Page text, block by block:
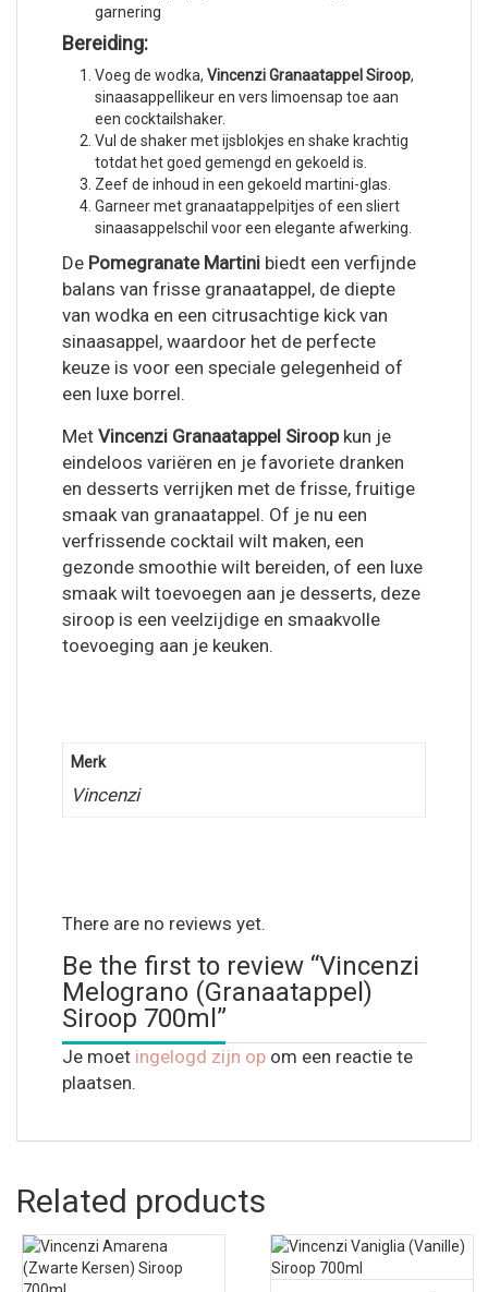
garnering
Bereiding:
Voeg de wodka, Vincenzi Granaatappel Siroop,
sinaasappellikeur en vers limoensap toe aan
een cocktailshaker.
Vul de shaker met ijsblokjes en shake krachtig
totdat het goed gemengd en gekoeld is.
Zeef de inhoud in een gekoeld martini-glas.
Garneer met granaatappelpitjes of een sliert
sinaasappelschil voor een elegante afwerking.
De Pomegranate Martini biedt een verfijnde
balans van frisse granaatappel, de diepte
van wodka en een citrusachtige kick van
sinaasappel, waardoor het de perfecte
keuze is voor een speciale gelegenheid of
een luxe borrel.
Met Vincenzi Granaatappel Siroopkun je
eindeloos variëren en je favoriete dranken
en desserts verrijken met de frisse, fruitige
smaak van granaatappel. Of je nu een
verfrissende cocktail wilt maken, een
gezonde smoothie wilt bereiden, of een luxe
smaak wilt toevoegen aan je desserts, deze
siroop is een veelzijdige en smaakvolle
toevoeging aan je keuken.
Merk
Vincenzi
There are no reviews yet.
Be the first to review “Vincenzi
Melograno (Granaatappel)
Siroop 700ml”
Je moet ingelogd zijn op om een reactie te
plaatsen.
Related products